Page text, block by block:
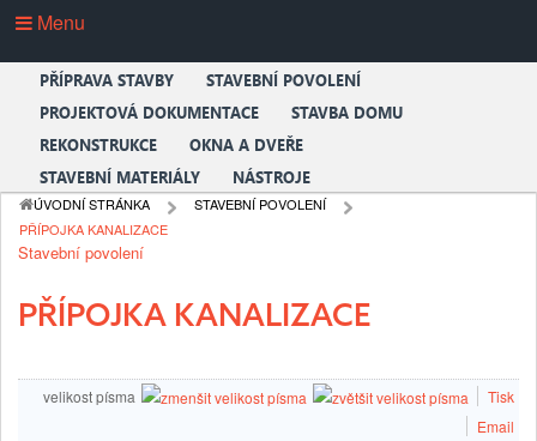
Menu
PŘÍPRAVA STAVBY
STAVEBNÍ POVOLENÍ
PROJEKTOVÁ DOKUMENTACE
STAVBA DOMU
REKONSTRUKCE
OKNA A DVEŘE
STAVEBNÍ MATERIÁLY
NÁSTROJE
ÚVODNÍ STRÁNKA
STAVEBNÍ POVOLENÍ
PŘÍPOJKA KANALIZACE
Stavební povolení
PŘÍPOJKA KANALIZACE
velikost písma
Tisk
Email